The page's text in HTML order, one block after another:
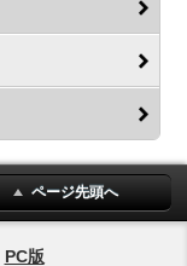
ページ先頭へ
PC版